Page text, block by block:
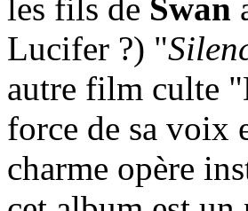
les fils de Swan
Lucifer ?) "
autre film culte
force de sa voix
charme opère